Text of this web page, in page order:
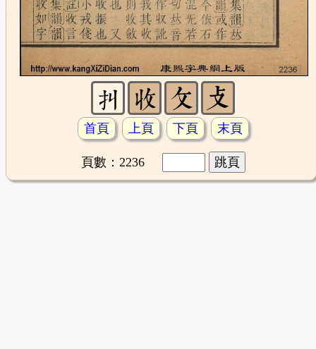
首頁 上頁 下頁 末頁
頁數：2236